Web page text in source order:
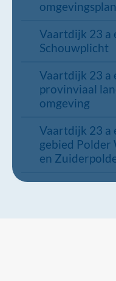
omgevingsplan
Vaartdijk 23 a
Schouwplicht
Vaartdijk 23 a
provinviaal
omgeving
Vaartdijk 23 a
gebied Polder
en